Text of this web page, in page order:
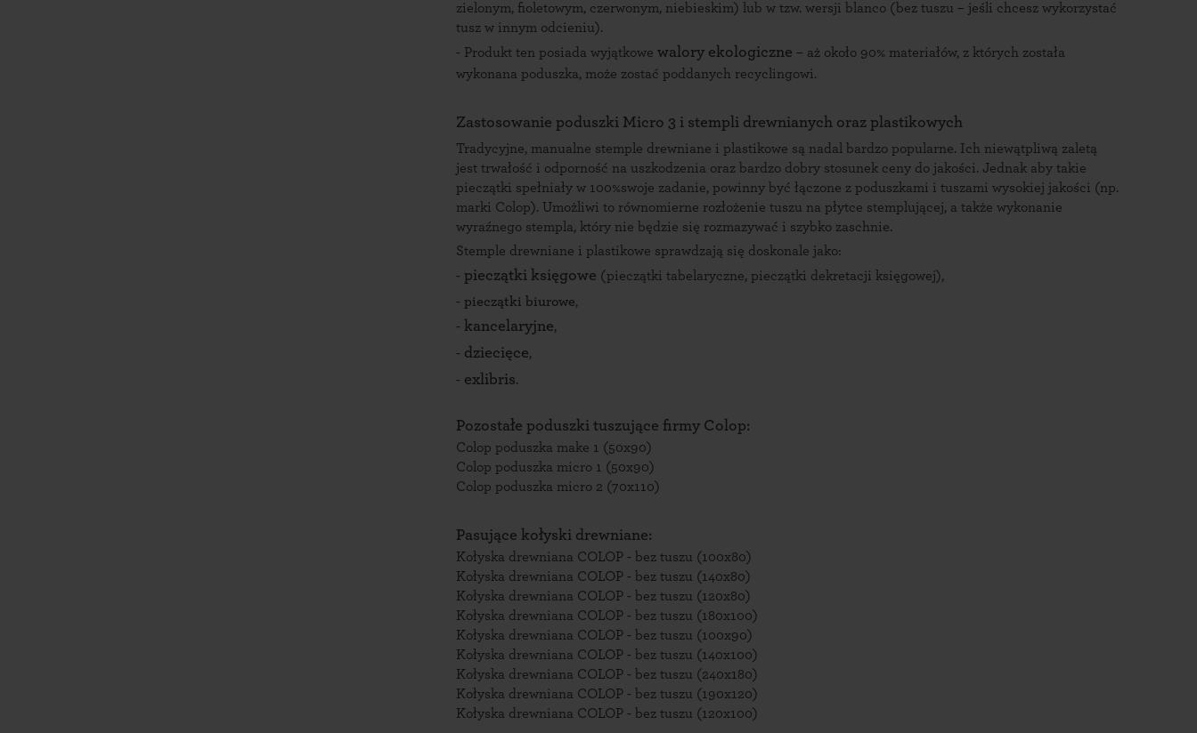
zielonym, fioletowym, czerwonym, niebieskim) lub w tzw. wersji blanco (bez tuszu – jeśli chcesz wykorzystać
tusz w innym odcieniu).
- Produkt ten posiada wyjątkowe walory ekologiczne – aż około 90% materiałów, z których została
wykonana poduszka, może zostać poddanych recyclingowi.
Zastosowanie poduszki Micro 3 i stempli drewnianych oraz plastikowych
Tradycyjne, manualne stemple drewniane i plastikowe są nadal bardzo popularne. Ich niewątpliwą zaletą
jest trwałość i odporność na uszkodzenia oraz bardzo dobry stosunek ceny do jakości. Jednak aby takie
pieczątki spełniały w 100%swoje zadanie, powinny być łączone z poduszkami i tuszami wysokiej jakości (np.
marki Colop). Umożliwi to równomierne rozłożenie tuszu na płytce stemplującej, a także wykonanie
wyraźnego stempla, który nie będzie się rozmazywać i szybko zaschnie.
Stemple drewniane i plastikowe sprawdzają się doskonale jako:
- pieczątki księgowe (pieczątki tabelaryczne, pieczątki dekretacji księgowej),
- pieczątki biurowe,
- kancelaryjne,
- dziecięce,
- exlibris.
Pozostałe poduszki tuszujące firmy Colop:
Colop poduszka make 1 (50x90)
Colop poduszka micro 1 (50x90)
Colop poduszka micro 2 (70x110)
Pasujące kołyski drewniane:
Kołyska drewniana COLOP - bez tuszu (100x80)
Kołyska drewniana COLOP - bez tuszu (140x80)
Kołyska drewniana COLOP - bez tuszu (120x80)
Kołyska drewniana COLOP - bez tuszu (180x100)
Kołyska drewniana COLOP - bez tuszu (100x90)
Kołyska drewniana COLOP - bez tuszu (140x100)
Kołyska drewniana COLOP - bez tuszu (240x180)
Kołyska drewniana COLOP - bez tuszu (190x120)
Kołyska drewniana COLOP - bez tuszu (120x100)